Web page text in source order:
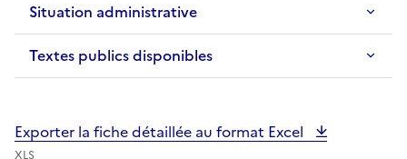
Situation administrative
Textes publics disponibles
Exporter la fiche détaillée au format Excel
XLS